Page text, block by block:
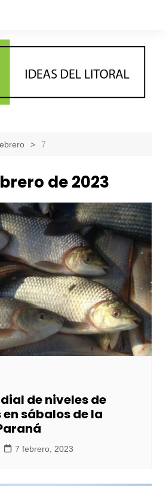
7
de 2023
de niveles de
sábalos de la
7 febrero, 2023